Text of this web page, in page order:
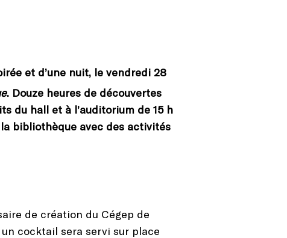
et d’une nuit, le vendredi 28
. Douze heures de découvertes
du hall et à l’auditorium de 15 h
bibliothèque avec des activités
de création du Cégep de
un cocktail sera servi sur place